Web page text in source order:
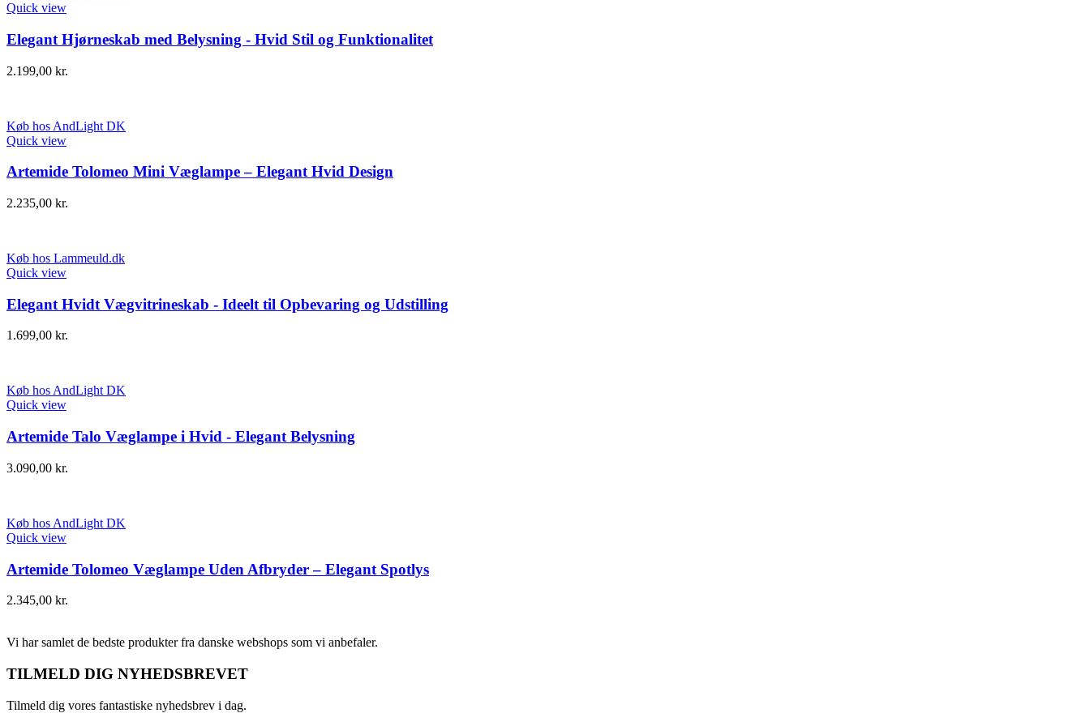
Quick view
Elegant Hjørneskab med Belysning - Hvid Stil og Funktionalitet
2.199,00 kr.
Køb hos AndLight DK
Quick view
Artemide Tolomeo Mini Væglampe – Elegant Hvid Design
2.235,00 kr.
Køb hos Lammeuld.dk
Quick view
Elegant Hvidt Vægvitrineskab - Ideelt til Opbevaring og Udstilling
1.699,00 kr.
Køb hos AndLight DK
Quick view
Artemide Talo Væglampe i Hvid - Elegant Belysning
3.090,00 kr.
Køb hos AndLight DK
Quick view
Artemide Tolomeo Væglampe Uden Afbryder – Elegant Spotlys
2.345,00 kr.
Vi har samlet de bedste produkter fra danske webshops som vi anbefaler.
TILMELD DIG NYHEDSBREVET
Tilmeld dig vores fantastiske nyhedsbrev i dag.